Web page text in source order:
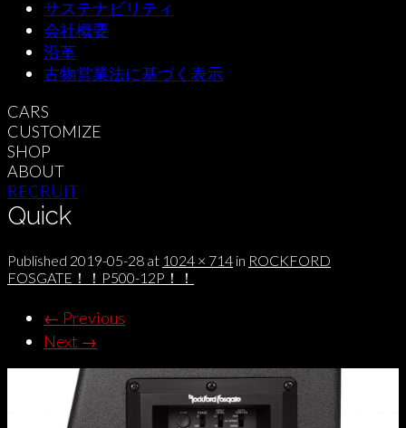
サステナビリティ
会社概要
沿革
古物営業法に基づく表示
CARS
CUSTOMIZE
SHOP
ABOUT
RECRUIT
Quick
Published 2019-05-28 at 1024 × 714 in ROCKFORD
FOSGATE！！P500-12P！！
← Previous
Next →